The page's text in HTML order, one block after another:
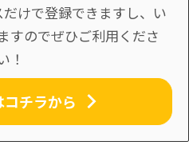
けで登録できますし、い
すのでぜひご利用くださ
！
チラから